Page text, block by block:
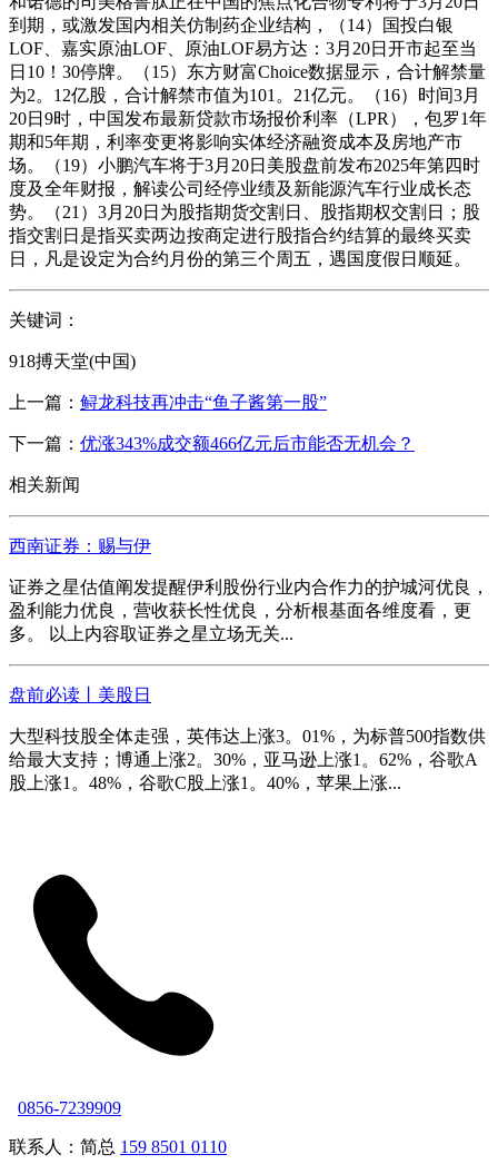
到期，或激发国内相关仿制药企业结构，（14）国投白银
LOF、嘉实原油LOF、原油LOF易方达：3月20日开市起至当
日10！30停牌。（15）东方财富Choice数据显示，合计解禁量
为2。12亿股，合计解禁市值为101。21亿元。（16）时间3月
20日9时，中国发布最新贷款市场报价利率（LPR），包罗1年
期和5年期，利率变更将影响实体经济融资成本及房地产市
场。（19）小鹏汽车将于3月20日美股盘前发布2025年第四时
度及全年财报，解读公司经停业绩及新能源汽车行业成长态
势。（21）3月20日为股指期货交割日、股指期权交割日；股
指交割日是指买卖两边按商定进行股指合约结算的最终买卖
日，凡是设定为合约月份的第三个周五，遇国度假日顺延。
关键词：
918搏天堂(中国)
上一篇： 鲟龙科技再冲击“鱼子酱第一股”
下一篇： 优涨343%成交额466亿元后市能否无机会？
相关新闻
西南证券：赐与伊
证券之星估值阐发提醒伊利股份行业内合作力的护城河优良，
盈利能力优良，营收获长性优良，分析根基面各维度看，更
多。 以上内容取证券之星立场无关...
盘前必读丨美股日
大型科技股全体走强，英伟达上涨3。01%，为标普500指数供
给最大支持；博通上涨2。30%，亚马逊上涨1。62%，谷歌A
股上涨1。48%，谷歌C股上涨1。40%，苹果上涨...
0856-7239909
联系人：简总 159 8501 0110